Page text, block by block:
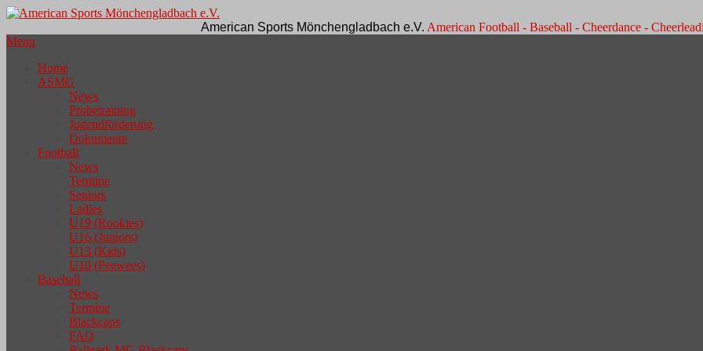
American Sports Mönchengladbach e.V. American Football - Baseball - Cheerdance -
Menu
Home
ASMG
News
Probetraining
Jugendförderung
Dokumente
Football
News
Termine
Seniors
Ladies
U19 (Rookies)
U16 (Juniors)
U13 (Kids)
U10 (Peewees)
Baseball
News
Termine
Blackcaps
FAQ